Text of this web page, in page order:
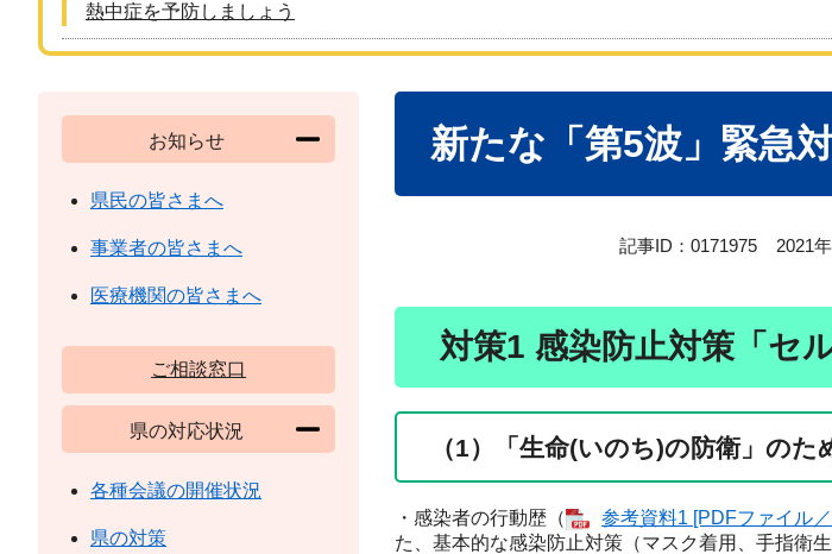
熱中症を予防しましょう
新たな「第5波」緊急
記事ID：0171975 2021
対策1 感染防止対策「セ
（1）「生命(いのち)の防衛」のた
・感染者の行動歴（ 参考資料1 [PDFファイル
た、基本的な感染防止対策（マスク着用、手指衛
お知らせ
県民の皆さまへ
事業者の皆さまへ
医療機関の皆さまへ
ご相談窓口
県の対応状況
各種会議の開催状況
県の対策